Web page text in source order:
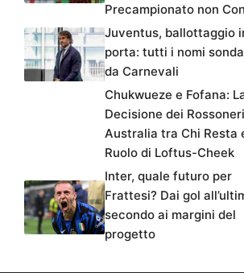
Precampionato non
Juventus, ballottaggio
porta: tutti i nomi
da Carnevali
Chukwueze e Fofana:
Decisione dei
Australia tra Chi Resta
Ruolo di Loftus-Cheek
Inter, quale futuro per
Frattesi? Dai gol
secondo ai margini del
progetto